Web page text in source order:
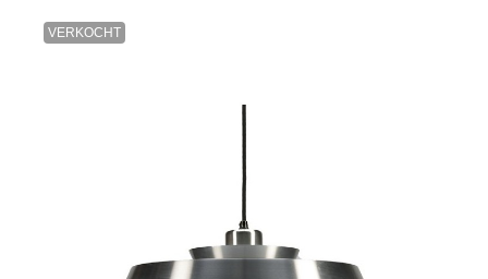
VERKOCHT